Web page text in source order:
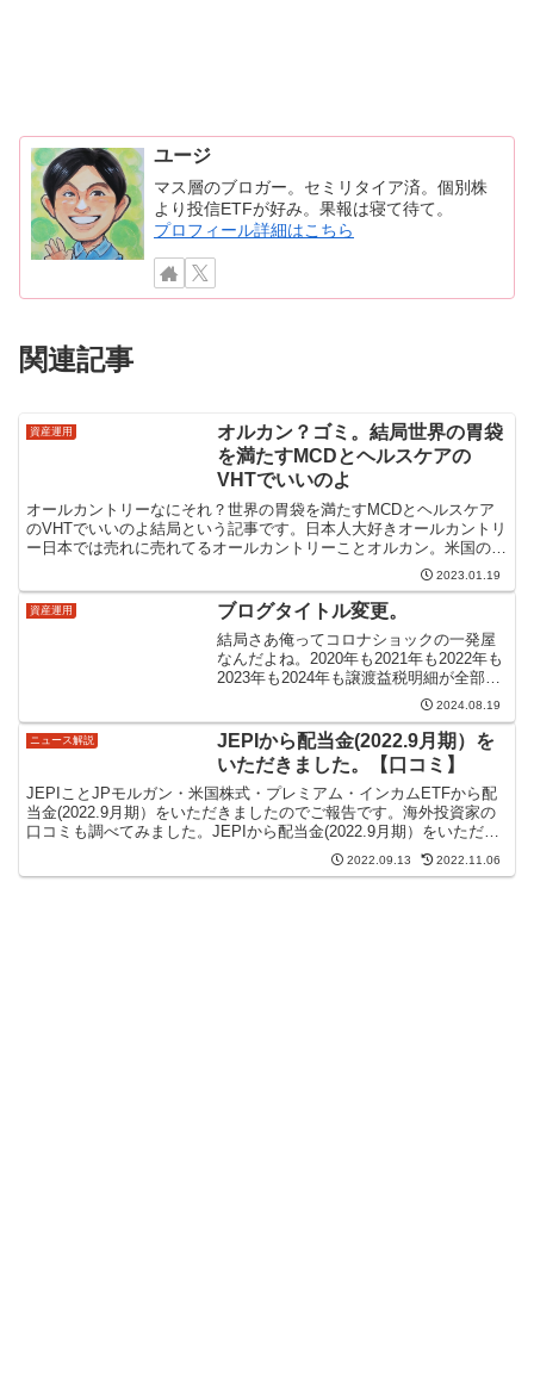
ユージ
マス層のブロガー。セミリタイア済。個別株
より投信ETFが好み。果報は寝て待て。
プロフィール詳細はこちら
関連記事
資産運用
オルカン？ゴミ。結局世界の胃袋
を満たすMCDとヘルスケアの
VHTでいいのよ
オールカントリーなにそれ？世界の胃袋を満たすMCDとヘルスケア
のVHTでいいのよ結局という記事です。日本人大好きオールカントリ
ー日本では売れに売れてるオールカントリーことオルカン。米国の
ETFでは有名なVTというものがあります。正確には逆で... 2023.01.19
資産運用 ブログタイトル変更。
結局さあ俺ってコロナショックの一発屋
なんだよね。2020年も2021年も2022年も
2023年も2024年も譲渡益税明細が全部マ
イナス。この上げ相場である種の才能だ
わ...それで先日の暴落でも損失被って何
やってんだろうって...ユージ損する...
2024.08.19
ニュース解説
JEPIから配当金(2022.9月期）を
いただきました。【口コミ】
JEPIことJPモルガン・米国株式・プレミアム・インカムETFから配
当金(2022.9月期）をいただきましたのでご報告です。海外投資家の
口コミも調べてみました。JEPIから配当金(2022.9月期）をいただき
2022.09.13 2022.11.06